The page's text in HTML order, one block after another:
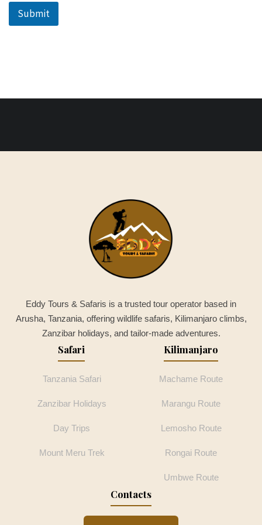
Submit
Eddy Tours & Safaris is a trusted tour operator based in
Arusha, Tanzania, offering wildlife safaris, Kilimanjaro climbs,
Zanzibar holidays, and tailor-made adventures.
Safari
Tanzania Safari
Zanzibar Holidays
Day Trips
Mount Meru Trek
Kilimanjaro
Machame Route
Marangu Route
Lemosho Route
Rongai Route
Umbwe Route
Contacts